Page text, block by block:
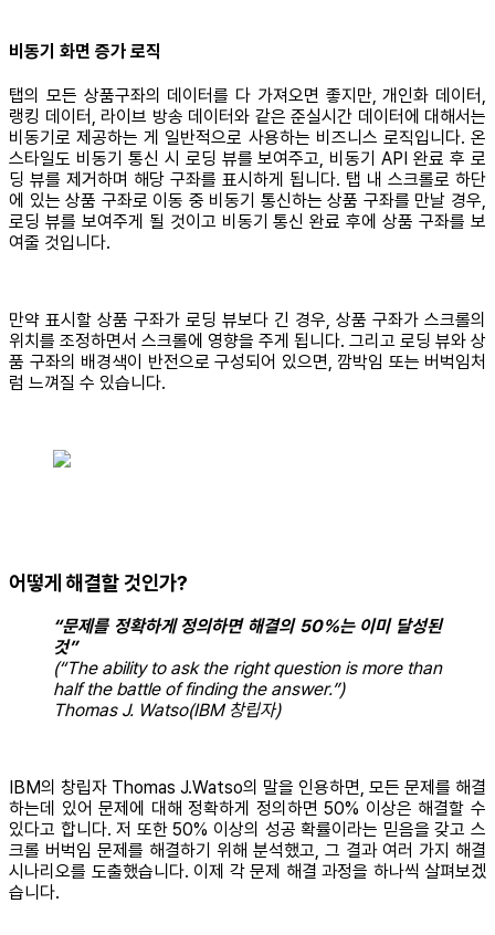
비동기 화면 증가 로직
탭의 모든 상품구좌의 데이터를 다 가져오면 좋지만, 개인화 데이터,
랭킹 데이터, 라이브 방송 데이터와 같은 준실시간 데이터에 대해서는
비동기로 제공하는 게 일반적으로 사용하는 비즈니스 로직입니다. 온
스타일도 비동기 통신 시 로딩 뷰를 보여주고, 비동기 API 완료 후 로
딩 뷰를 제거하며 해당 구좌를 표시하게 됩니다. 탭 내 스크롤로 하단
에 있는 상품 구좌로 이동 중 비동기 통신하는 상품 구좌를 만날 경우,
로딩 뷰를 보여주게 될 것이고 비동기 통신 완료 후에 상품 구좌를 보
여줄 것입니다.
만약 표시할 상품 구좌가 로딩 뷰보다 긴 경우, 상품 구좌가 스크롤의
위치를 조정하면서 스크롤에 영향을 주게 됩니다. 그리고 로딩 뷰와 상
품 구좌의 배경색이 반전으로 구성되어 있으면, 깜박임 또는 버벅임처
럼 느껴질 수 있습니다.
어떻게 해결할 것인가?
“문제를 정확하게 정의하면 해결의 50%는 이미 달성된
것”
(“The ability to ask the right question is more than
half the battle of finding the answer.”)
Thomas J. Watso(IBM 창립자)
IBM의 창립자 Thomas J.Watso의 말을 인용하면, 모든 문제를 해결
하는데 있어 문제에 대해 정확하게 정의하면 50% 이상은 해결할 수
있다고 합니다. 저 또한 50% 이상의 성공 확률이라는 믿음을 갖고 스
크롤 버벅임 문제를 해결하기 위해 분석했고, 그 결과 여러 가지 해결
시나리오를 도출했습니다. 이제 각 문제 해결 과정을 하나씩 살펴보겠
습니다.